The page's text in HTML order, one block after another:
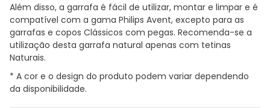
Além disso, a garrafa é fácil de utilizar, montar e limpar e é
compatível com a gama Philips Avent, excepto para as
garrafas e copos Clássicos com pegas. Recomenda-se a
utilização desta garrafa natural apenas com tetinas
Naturais.
* A cor e o design do produto podem variar dependendo
da disponibilidade.